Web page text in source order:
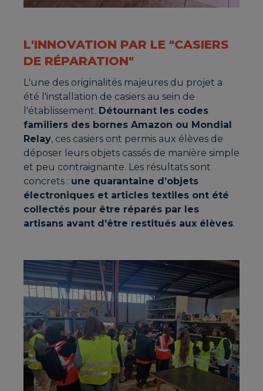
L'INNOVATION PAR LE "CASIERS
DE RÉPARATION"
L'une des originalités majeures du projet a
été l'installation de casiers au sein de
l'établissement. Détournant les codes
familiers des bornes Amazon ou Mondial
Relay, ces casiers ont permis aux élèves de
déposer leurs objets cassés de manière simple
et peu contraignante. Les résultats sont
concrets : une quarantaine d’objets
électroniques et articles textiles ont été
collectés pour être réparés par les
artisans avant d'être restitués aux élèves.